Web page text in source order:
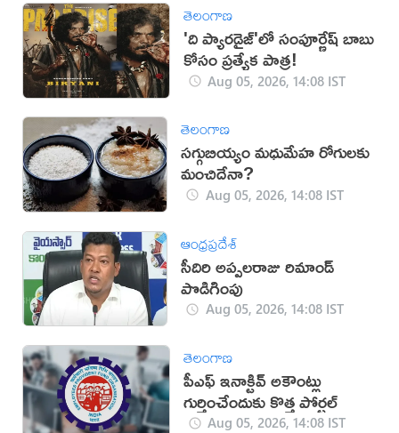
తెలంగాణ
'ది ప్యారడైజ్'లో సంపూర్ణేష్ బాబు
కోసం ప్రత్యేక పాత్ర!
Aug 05, 2026, 14:08 IST
తెలంగాణ
సగ్గుబియ్యం మధుమేహ రోగులకు
మంచిదేనా?
Aug 05, 2026, 14:08 IST
ఆంధ్రప్రదేశ్
సీదిరి అప్పలరాజు రిమాండ్
పొడిగింపు
Aug 05, 2026, 14:08 IST
తెలంగాణ
పీఎఫ్ ఇనాక్టివ్ అకౌంట్లు
గుర్తించేందుకు కొత్త పోర్టల్
Aug 05, 2026, 14:08 IST